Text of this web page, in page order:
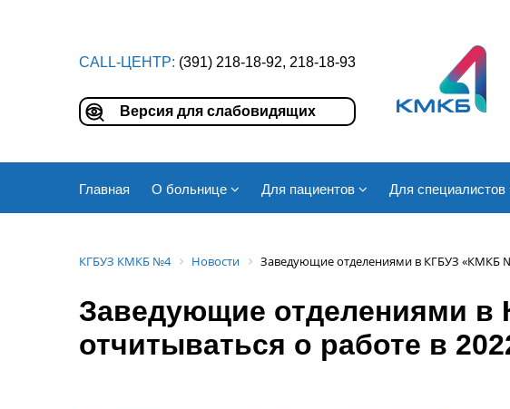
CALL-ЦЕНТР: (391) 218-18-92, 218-18-93
Версия для слабовидящих
Главная О больнице Для пациентов Для специалистов
КГБУЗ КМКБ №4 Новости Заведующие отделениями в КГБУЗ «КМКБ
Заведующие отделениями
отчитываться о работе в